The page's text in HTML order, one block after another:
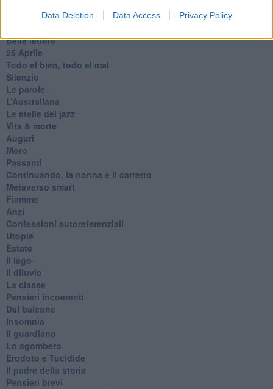
Data Deletion Data Access Privacy Policy
​“D” come delitto
Belle lettere
25 Aprile
Todo el bien, todo el mal
Silenzio
Le parole
​L’Australiana
Le stelle del jazz
Vita & morte
Auguri
Moro
Passanti
Continuando, la nonna e il carretto
Metaverso smart
Fiamme
Anzi
Confessioni autoreferenziali
Utopie
Estate
Il lago
Il diluvio
La classe
Pensieri incoerenti
Dal balcone
Insomnia
Il guardiano
Lo sgombero
Erodoto e Tucidide
Il padre della storia
Pensieri brevi